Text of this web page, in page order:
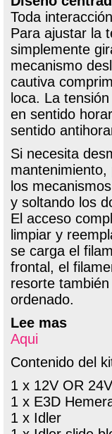
Toda
Para ajustar la
simplemente
mecanismo
cautiva
loca. La
en sentido
sentido
Si necesita
los
y soltando los
El acceso
limpiar y
se carga el
frontal, el
resorte
ordenado.
Lee mas
Aqui
Contenido del
1 x 12V OR
1 x E3D
1 x Idler